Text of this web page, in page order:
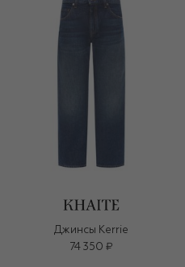
Джинсы Kerrie
74 350 ₽